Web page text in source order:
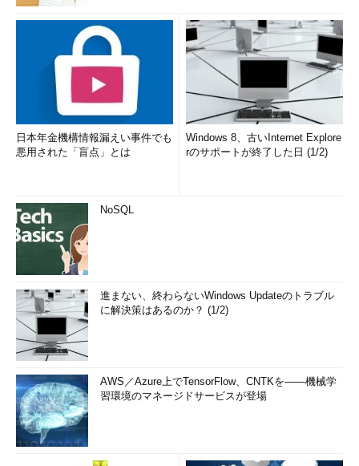
日本年金機構情報漏えい事件でも
悪用された「盲点」とは
Windows 8、古いInternet Explore
rのサポートが終了した日 (1/2)
NoSQL
進まない、終わらないWindows Updateのトラブル
に解決策はあるのか？ (1/2)
AWS／Azure上でTensorFlow、CNTKを――機械学
習環境のマネージドサービスが登場